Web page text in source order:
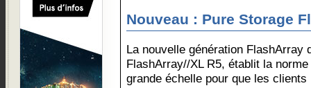
Nouveau : Pure Storage
La nouvelle génération FlashArray
FlashArray//XL R5, établit la
grande échelle pour que les